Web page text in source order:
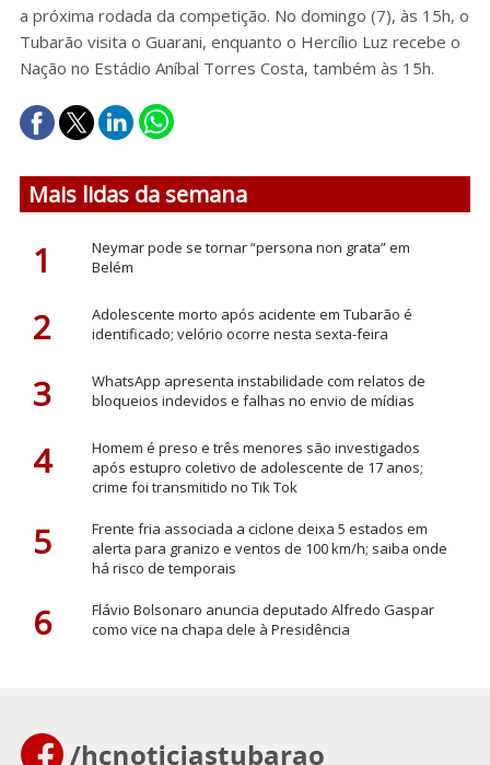
a próxima rodada da competição. No domingo (7), às 15h, o
Tubarão visita o Guarani, enquanto o Hercílio Luz recebe o
Nação no Estádio Aníbal Torres Costa, também às 15h.
Mais lidas da semana
1
Neymar pode se tornar “persona non grata” em
Belém
2
Adolescente morto após acidente em Tubarão é
identificado; velório ocorre nesta sexta-feira
3
WhatsApp apresenta instabilidade com relatos de
bloqueios indevidos e falhas no envio de mídias
4
Homem é preso e três menores são investigados
após estupro coletivo de adolescente de 17 anos;
crime foi transmitido no Tik Tok
5
Frente fria associada a ciclone deixa 5 estados em
alerta para granizo e ventos de 100 km/h; saiba onde
há risco de temporais
6
Flávio Bolsonaro anuncia deputado Alfredo Gaspar
como vice na chapa dele à Presidência